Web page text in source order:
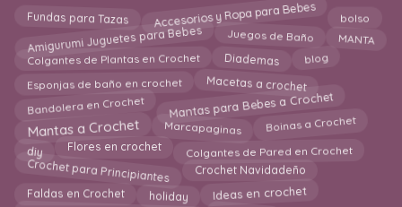
Fundas para Tazas Accesorios y Ropa para Bebes bolso
Amigurumi Juguetes para Bebes Juegos de Baño MANTA
Colgantes de Plantas en Crochet Diademas blog
Esponjas de baño en crochet Macetas a crochet
Bandolera en Crochet Mantas para Bebes a Crochet
Mantas a Crochet Marcapaginas Boinas a Crochet
diy Flores en crochet Colgantes de Pared en Crochet
Crochet para Principiantes
Crochet Navidadeño
Faldas en Crochet
holiday Ideas en crochet